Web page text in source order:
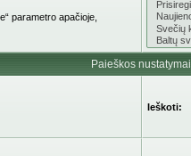
parametro apačioje,
Paieškos nustatymai
Ieškoti: